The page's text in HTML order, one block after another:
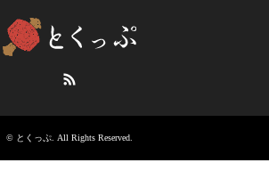
© とくっぷ . All Rights Reserved.